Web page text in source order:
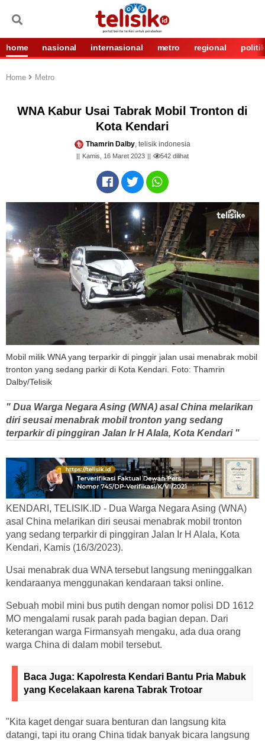
home nasional internasional metro regional politik
Home Metro
WNA Kabur Usai Tabrak Mobil Tronton di
Kota Kendari
Thamrin Dalby, telisik indonesia
Kamis, 16 Maret 2023 542 dilihat
Mobil milik WNA yang terparkir di pinggir jalan usai menabrak mobil
tronton yang sedang parkir di Kota Kendari. Foto: Thamrin
Dalby/Telisik
" Dua Warga Negara Asing (WNA) asal China melarikan
diri seusai menabrak mobil tronton yang sedang
terparkir di pinggiran Jalan Ir H Alala, Kota Kendari "
KENDARI, TELISIK.ID - Dua Warga Negara Asing (WNA)
asal China melarikan diri seusai menabrak mobil tronton
yang sedang terparkir di pinggiran Jalan Ir H Alala, Kota
Kendari, Kamis (16/3/2023).
Usai menabrak dua WNA tersebut langsung meninggalkan
kendaraanya menggunakan kendaraan taksi online.
Sebuah mobil mini bus putih dengan nomor polisi DD 1612
MO mengalami rusak parah pada bagian depan. Dari
keterangan warga Firmansyah mengaku, ada dua orang
warga China di dalam mobil tersebut.
Baca Juga: Kapolresta Kendari Bantu Pria Mabuk
yang Kecelakaan karena Tabrak Trotoar
"Kita kaget dengar suara benturan dan langsung kita
datangi, tapi itu orang China tidak banyak bicara langsung